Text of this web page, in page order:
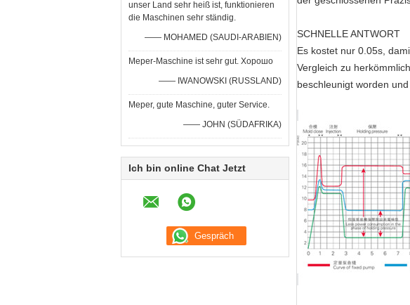
unser Land sehr heiß ist, funktionieren
die Maschinen sehr ständig.
—— MOHAMED (SAUDI-ARABIEN)
Meper-Maschine ist sehr gut. Хорошо
—— IWANOWSKI (RUSSLAND)
Meper, gute Maschine, guter Service.
—— JOHN (SÜDAFRIKA)
Ich bin online Chat Jetzt
SCHNELLE ANTWORT
Es kostet nur 0.05s,
Vergleich zu
beschleunigt worden